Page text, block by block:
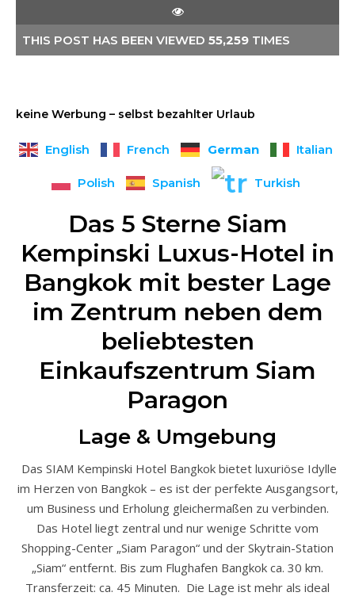
THIS POST HAS BEEN VIEWED 55,259 TIMES
keine Werbung – selbst bezahlter Urlaub
English French German Italian
Polish Spanish Turkish
Das 5 Sterne Siam
Kempinski Luxus-Hotel in
Bangkok mit bester Lage
im Zentrum neben dem
beliebtesten
Einkaufszentrum Siam
Paragon
Lage & Umgebung
Das SIAM Kempinski Hotel Bangkok bietet luxuriöse Idylle
im Herzen von Bangkok – es ist der perfekte Ausgangsort,
um Business und Erholung gleichermaßen zu verbinden.
Das Hotel liegt zentral und nur wenige Schritte vom
Shopping-Center „Siam Paragon“ und der Skytrain-Station
„Siam“ entfernt. Bis zum Flughafen Bangkok ca. 30 km.
Transferzeit: ca. 45 Minuten. Die Lage ist mehr als ideal